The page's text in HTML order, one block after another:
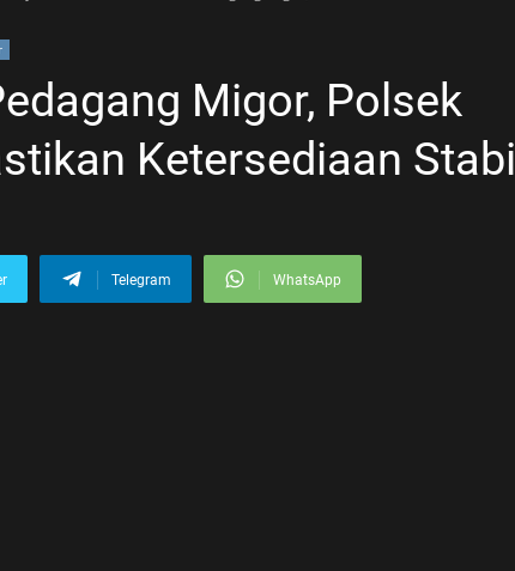
Migor, Polsek
Ketersediaan Stabil
Telegram WhatsApp